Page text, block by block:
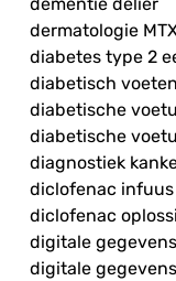
dermatologie
diabetes type 2
diabetisch
diabetische
diabetische
diagnostiek
diclofenac infuus
diclofenac
digitale
digitale